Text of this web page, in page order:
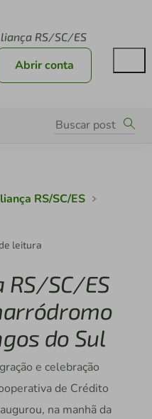
RS/SC/ES
Abrir conta
RS/SC/ES
leitura
RS/SC/ES
do Sul
e celebração
de Crédito
na manhã da